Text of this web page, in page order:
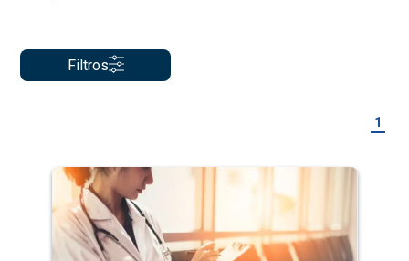
Filtros
1